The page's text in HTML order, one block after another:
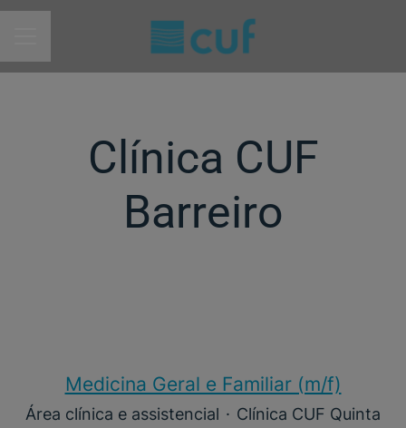
MENU DE CARREIRAS
Clínica CUF
Barreiro
Medicina Geral e Familiar (m/f)
Área clínica e assistencial · Clínica CUF Quinta